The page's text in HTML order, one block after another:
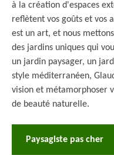
à la création d'espaces
reflètent vos goûts et vos
est un art, et nous
des jardins uniques qui
un jardin paysager, un
style méditerranéen,
vision et métamorphoser
de beauté naturelle.
Paysagiste pas cher